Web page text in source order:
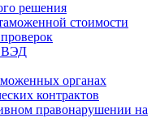
решения
стоимости
ВЭД
органах
контрактов
правонарушении на